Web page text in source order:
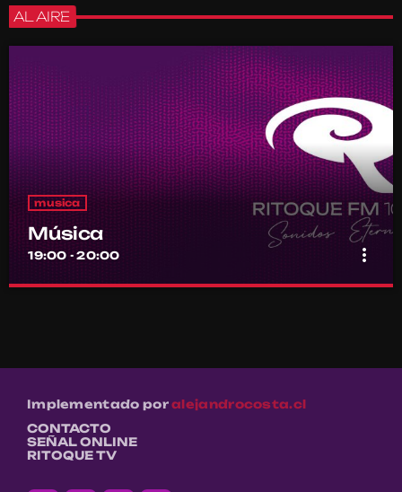
AL AIRE
musica
Música
19:00 - 20:00 more_vert
Música
Implementado poralejandrocosta.cl
CONTACTO
SEÑAL ONLINE
RITOQUE TV